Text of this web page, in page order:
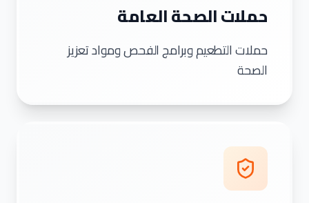
حملات الصحة العامة
حملات التطعيم وبرامج الفحص ومواد تعزيز
الصحة